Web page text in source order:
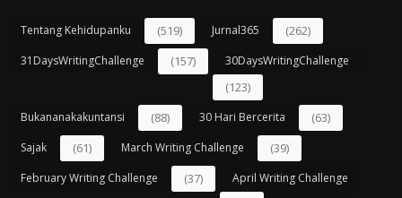
Tentang Kehidupanku (519) Jurnal365 (262)
31DaysWritingChallenge (157) 30DaysWritingChallenge
(123)
Bukananakakuntansi (88) 30 Hari Bercerita (63)
Sajak (61) March Writing Challenge (39)
February Writing Challenge (37) April Writing Challenge